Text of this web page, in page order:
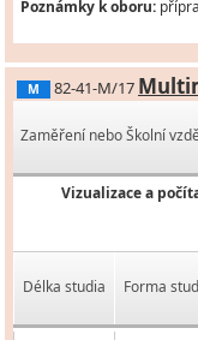
Poznámky k oboru:
M 82-41-M/17
Zaměření nebo Školní
Vizualizace a
Délka studia Forma